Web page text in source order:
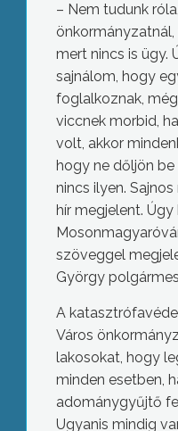
– Nem tudunk
önkormányzatnál,
mert nincs is ügy.
sajnálom, hogy
foglalkoznak,
viccnek morbid,
volt, akkor
hogy ne dőljön be
nincs ilyen.
hír megjelent.
szöveggel
György
A
Város
lakosokat, hogy
minden esetben,
adománygyűjtő
Ugyanis mindig